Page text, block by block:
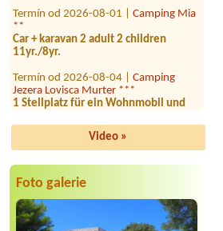
**
Car + karavan 2 adult 2 children
11yr./8yr.
Termín od 2026-08-04 |
Jezera Lovisca Murter ***
1 Stellplatz für ein Wohnmobil und
ein Wohnwagen 4 Personen
Termín od 2026-08-04 |Camp Amar
Termín od 2026-08-15 |Camping
Termín od 2026-08-03 |
Termín od 2026-08-08 |
Camp Seget
**
Video »
Foto galerie